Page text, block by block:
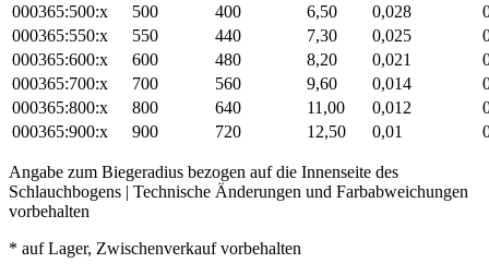
000365:500:x
500 400 6,50 0,028
000365:550:x
550 440 7,30 0,025
000365:600:x
600 480 8,20 0,021
000365:700:x
700 560 9,60 0,014
000365:800:x
800 640 11,00 0,012
000365:900:x
900 720 12,50 0,01
Angabe zum Biegeradius bezogen auf die Innenseite des
Schlauchbogens | Technische Änderungen und Farbabweichungen
vorbehalten
* auf Lager, Zwischenverkauf vorbehalten